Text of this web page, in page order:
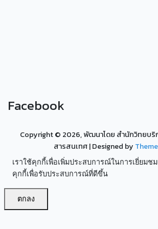
Facebook
Copyright © 2026, พัฒนาโดย สำนักวิทยบริ
สารสนเทศ| Designed by
เราใช้คุกกี้เพื่อเพิ่มประสบการณ์ในการเยี่ยม
คุกกี้เพื่อรับประสบการณ์ที่ดีขึ้น
ตกลง